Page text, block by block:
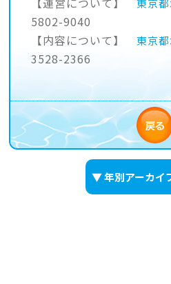
▼ 年別アーカイ
東京
5802-9040
【内容について】 東京
3528-2366